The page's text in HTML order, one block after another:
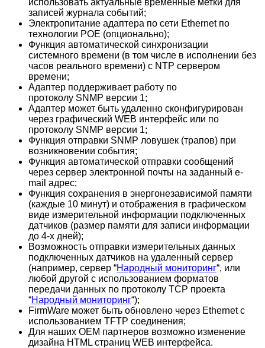
записей журнала событий;
Электропитание адаптера по сети Ethernet по
технологии POE (опционально);
Функция автоматической синхронизации
системного времени (в том числе в исполнении без
часов реального времени) с NTP сервером
времени;
Адаптер поддерживает работу по
протоколу SNMP версии 1;
Адаптер может быть удаленно сконфигурирован
через графический WEB интерфейс или по
протоколу SNMP версии 1;
Функция отправки SNMP ловушек (трапов) при
возникновении события;
Функция автоматической отправки сообщений
через сервер электронной почты на заданный e-
mail адрес;
Функция сохранения в энергонезависимой памяти
(каждые 10 минут) и отображения в графическом
виде измерительной информации подключенных
датчиков (размер памяти для записи информации
до 4-х дней);
Возможность отправки измерительных данных
подключенных датчиков на удаленный сервер
(например, сервер “Народный мониторинг“, или
любой другой с использованием форматов
передачи данных по протоколу TCP проекта
“Народный мониторинг“);
FirmWare может быть обновлено через Ethernet с
использованием TFTP соединения;
Для наших OEM партнеров возможно изменение
дизайна HTML страниц WEB интерфейса.